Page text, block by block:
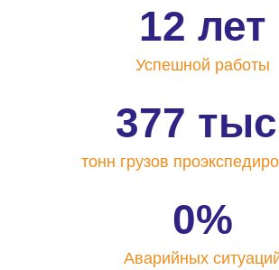
12 лет
Успешной работы
377
тонн грузов
0%
Аварийных